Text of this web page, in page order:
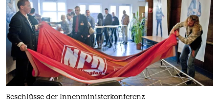
Beschlüsse der Innenministerkonferenz